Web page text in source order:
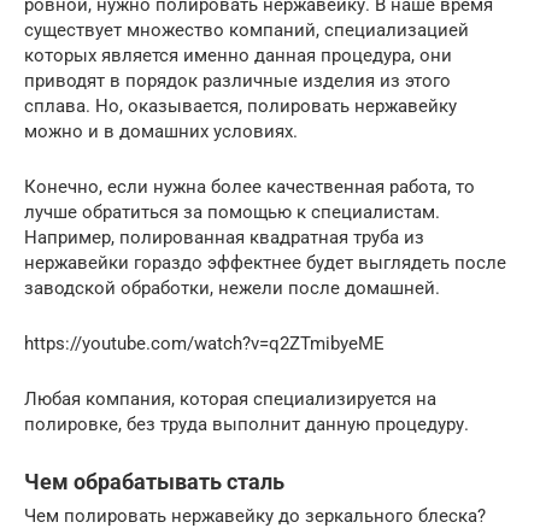
ровной, нужно полировать нержавейку. В наше время
существует множество компаний, специализацией
которых является именно данная процедура, они
приводят в порядок различные изделия из этого
сплава. Но, оказывается, полировать нержавейку
можно и в домашних условиях.
Конечно, если нужна более качественная работа, то
лучше обратиться за помощью к специалистам.
Например, полированная квадратная труба из
нержавейки гораздо эффектнее будет выглядеть после
заводской обработки, нежели после домашней.
https://youtube.com/watch?v=q2ZTmibyeME
Любая компания, которая специализируется на
полировке, без труда выполнит данную процедуру.
Чем обрабатывать сталь
Чем полировать нержавейку до зеркального блеска?